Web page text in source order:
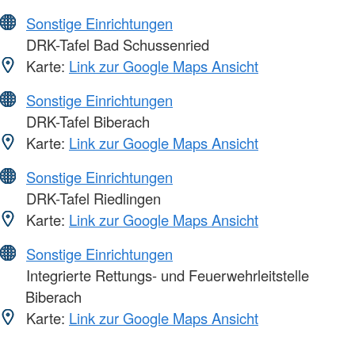
Sonstige Einrichtungen
DRK-Tafel Bad Schussenried
Karte: Link zur Google Maps Ansicht
Sonstige Einrichtungen
DRK-Tafel Biberach
Karte: Link zur Google Maps Ansicht
Sonstige Einrichtungen
DRK-Tafel Riedlingen
Karte: Link zur Google Maps Ansicht
Sonstige Einrichtungen
Integrierte Rettungs- und Feuerwehrleitstelle
Biberach
Karte: Link zur Google Maps Ansicht